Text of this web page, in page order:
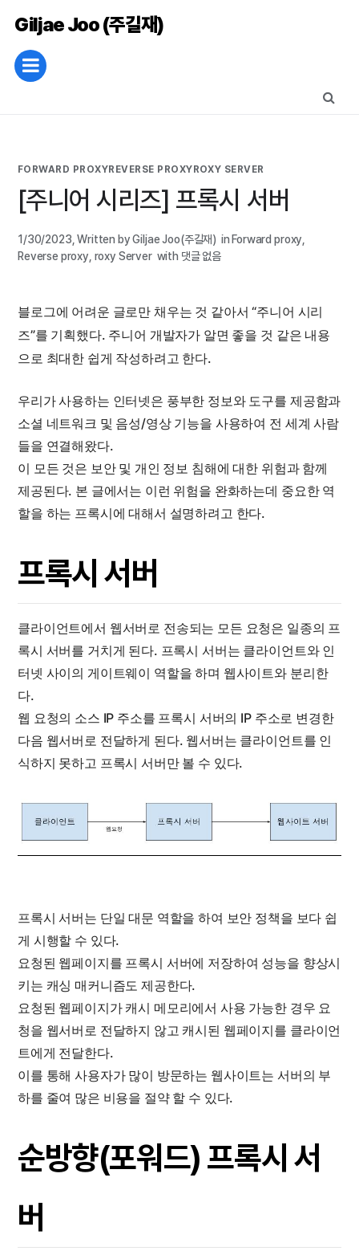
Giljae Joo (주길재)
FORWARD PROXYREVERSE PROXY ROXY SERVER
[주니어 시리즈] 프록시 서버
1/30/2023 ,Written by Giljae Joo(주길재) in Forward proxy
Reverse proxy roxy Serverwith 댓글 없음
블로그에 어려운 글로만 채우는 것 같아서 “주니어 시리
즈”를 기획했다. 주니어 개발자가 알면 좋을 것 같은 내용
으로 최대한 쉽게 작성하려고 한다.
우리가 사용하는 인터넷은 풍부한 정보와 도구를 제공함과
소셜 네트워크 및 음성/영상 기능을 사용하여 전 세계 사람
들을 연결해왔다.
이 모든 것은 보안 및 개인 정보 침해에 대한 위험과 함께
제공된다. 본 글에서는 이런 위험을 완화하는데 중요한 역
할을 하는 프록시에 대해서 설명하려고 한다.
프록시 서버
클라이언트에서 웹서버로 전송되는 모든 요청은 일종의 프
록시 서버를 거치게 된다. 프록시 서버는 클라이언트와 인
터넷 사이의 게이트웨이 역할을 하며 웹사이트와 분리한
다.
웹 요청의 소스 IP 주소를 프록시 서버의 IP 주소로 변경한
다음 웹서버로 전달하게 된다. 웹서버는 클라이언트를 인
식하지 못하고 프록시 서버만 볼 수 있다.
프록시 서버는 단일 대문 역할을 하여 보안 정책을 보다 쉽
게 시행할 수 있다.
요청된 웹페이지를 프록시 서버에 저장하여 성능을 향상시
키는 캐싱 매커니즘도 제공한다.
요청된 웹페이지가 캐시 메모리에서 사용 가능한 경우 요
청을 웹서버로 전달하지 않고 캐시된 웹페이지를 클라이언
트에게 전달한다.
이를 통해 사용자가 많이 방문하는 웹사이트는 서버의 부
하를 줄여 많은 비용을 절약 할 수 있다.
순방향(포워드) 프록시 서
버